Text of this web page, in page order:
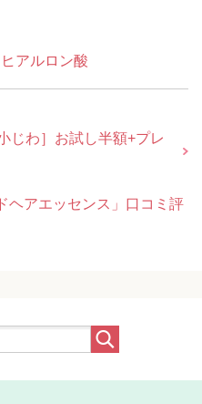
ヒアルロン酸
じわ］お試し半額+プレ
ヘアエッセンス」口コミ評